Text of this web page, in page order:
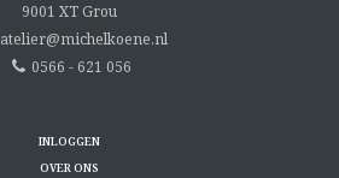
9001 XT Grou
atelier@michelkoene.nl
0566 - 621 056
INLOGGEN
OVER ONS